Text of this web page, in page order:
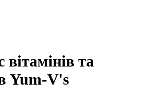
та
Yum-V's